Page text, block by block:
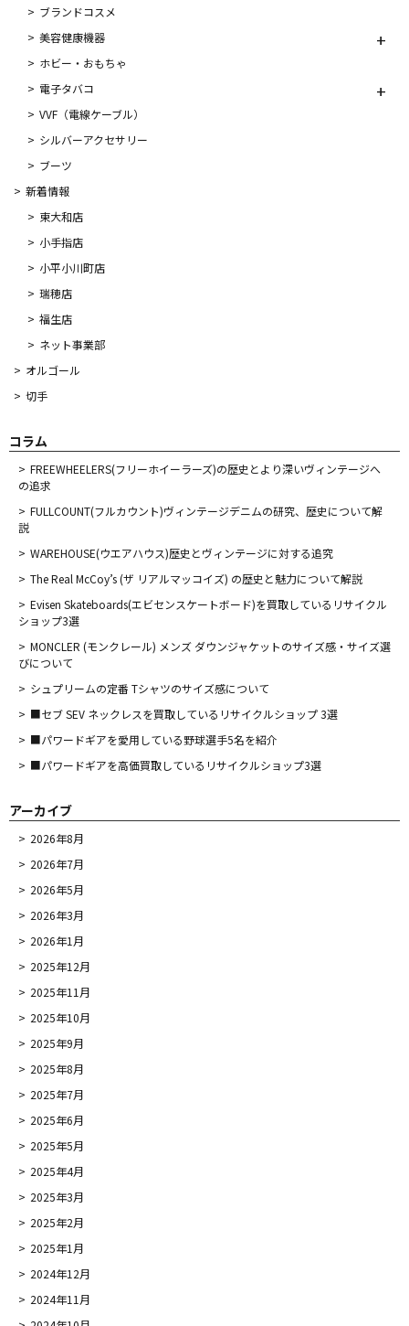
ブランドコスメ
美容健康機器
ホビー・おもちゃ
電子タバコ
VVF（電線ケーブル）
シルバーアクセサリー
ブーツ
新着情報
東大和店
小手指店
小平小川町店
瑞穂店
福生店
ネット事業部
オルゴール
切手
コラム
FREEWHEELERS(フリーホイーラーズ)の歴史とより深いヴィンテージへ
の追求
FULLCOUNT(フルカウント)ヴィンテージデニムの研究、歴史について解
説
WAREHOUSE(ウエアハウス)歴史とヴィンテージに対する追究
The Real McCoy’s (ザ リアルマッコイズ) の歴史と魅力について解説
Evisen Skateboards(エビセンスケートボード)を買取しているリサイクル
ショップ3選
MONCLER (モンクレール) メンズ ダウンジャケットのサイズ感・サイズ選
びについて
シュプリームの定番 Tシャツのサイズ感について
■セブ SEV ネックレスを買取しているリサイクルショップ 3選
■パワードギアを愛用している野球選手5名を紹介
■パワードギアを高価買取しているリサイクルショップ3選
アーカイブ
2026年8月
2026年7月
2026年5月
2026年3月
2026年1月
2025年12月
2025年11月
2025年10月
2025年9月
2025年8月
2025年7月
2025年6月
2025年5月
2025年4月
2025年3月
2025年2月
2025年1月
2024年12月
2024年11月